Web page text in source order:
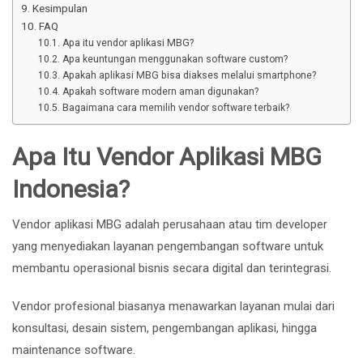
Kesimpulan
FAQ
Apa itu vendor aplikasi MBG?
Apa keuntungan menggunakan software custom?
Apakah aplikasi MBG bisa diakses melalui smartphone?
Apakah software modern aman digunakan?
Bagaimana cara memilih vendor software terbaik?
Apa Itu Vendor Aplikasi MBG
Indonesia?
Vendor aplikasi MBG adalah perusahaan atau tim developer
yang menyediakan layanan pengembangan software untuk
membantu operasional bisnis secara digital dan terintegrasi.
Vendor profesional biasanya menawarkan layanan mulai dari
konsultasi, desain sistem, pengembangan aplikasi, hingga
maintenance software.